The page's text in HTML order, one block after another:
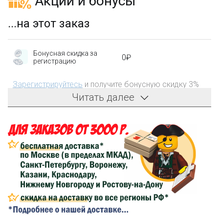
...на этот заказ
Бонусная скидка за
регистрацию
0₽
Зарегистрируйтесь и получите бонусную скидку 3%
на первый заказ!
затрат на доставку
Сделайте заказ на сумму не менее 3 000₽, оплатите
его на карту Сбербанка и получите 150₽ на
компенсацию доставки.
...на следующий заказ
Читать далее